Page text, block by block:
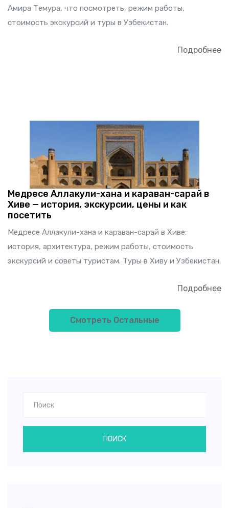
Амира Темура, что посмотреть, режим работы,
стоимость экскурсий и туры в Узбекистан.
Подробнее
Медресе Аллакули-хана и караван-сарай в
Хиве — история, экскурсии, цены и как
посетить
Медресе Аллакули-хана и караван-сарай в Хиве:
история, архитектура, режим работы, стоимость
экскурсий и советы туристам. Туры в Хиву и Узбекистан.
Подробнее
Смотреть Остальные
ПОИСК